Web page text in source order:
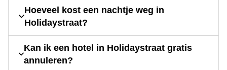
Hoeveel kost een nachtje weg in
Holidaystraat?
Kan ik een hotel in Holidaystraat gratis
annuleren?